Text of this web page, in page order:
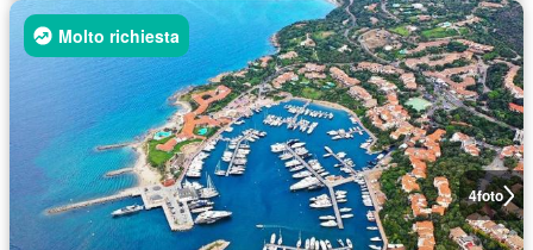
4foto
Molto richiesta